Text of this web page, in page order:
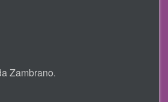
Zambrano.